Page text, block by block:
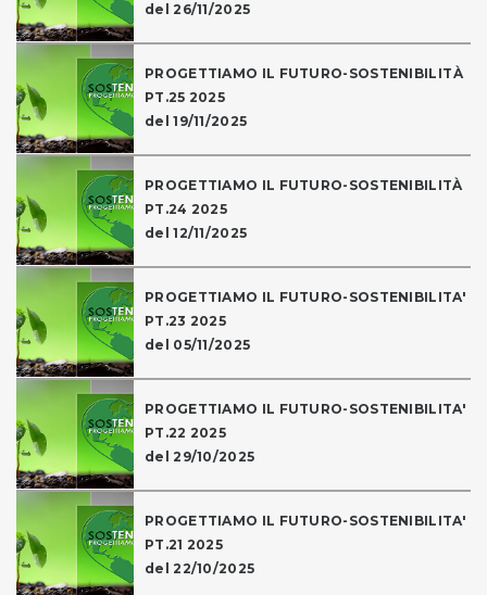
del 26/11/2025
PROGETTIAMO IL FUTURO-SOSTENIBILITÀ
PT.25 2025
del 19/11/2025
PROGETTIAMO IL FUTURO-SOSTENIBILITÀ
PT.24 2025
del 12/11/2025
PROGETTIAMO IL FUTURO-SOSTENIBILITA'
PT.23 2025
del 05/11/2025
PROGETTIAMO IL FUTURO-SOSTENIBILITA'
PT.22 2025
del 29/10/2025
PROGETTIAMO IL FUTURO-SOSTENIBILITA'
PT.21 2025
del 22/10/2025